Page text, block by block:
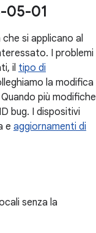
05-01
si applicano al
I problemi
il tipo di
la modifica
più modifiche
bug. I dispositivi
e aggiornamenti di
senza la